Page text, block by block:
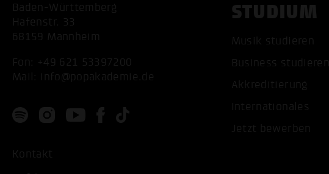
Baden-Württemberg
Hafenstr. 33
68159 Mannheim
Fon: +49 621 53397200
Mail: info@popakademie.de
Kontakt
STUDIUM
Musik studieren
Business studieren
Akkreditierung
Internationales
Jetzt bewerben